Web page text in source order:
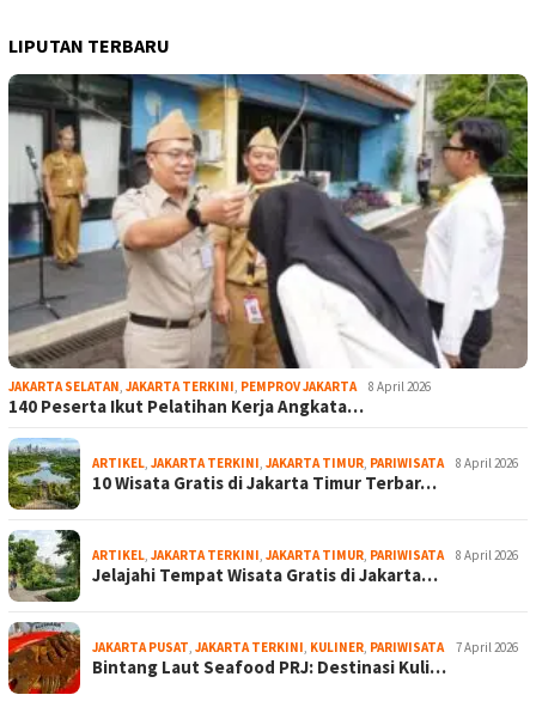
LIPUTAN TERBARU
JAKARTA SELATAN JAKARTA TERKINI PEMPROV JAKARTA 8 April 2026
140 Peserta Ikut Pelatihan Kerja Angkata…
ARTIKEL JAKARTA TERKINI JAKARTA TIMUR PARIWISATA 8 April 2026
10 Wisata Gratis di Jakarta Timur Terbar…
ARTIKEL JAKARTA TERKINI JAKARTA TIMUR PARIWISATA 8 April 2026
Jelajahi Tempat Wisata Gratis di Jakarta…
JAKARTA PUSAT JAKARTA TERKINI KULINER PARIWISATA 7 April 2026
Bintang Laut Seafood PRJ: Destinasi Kuli…